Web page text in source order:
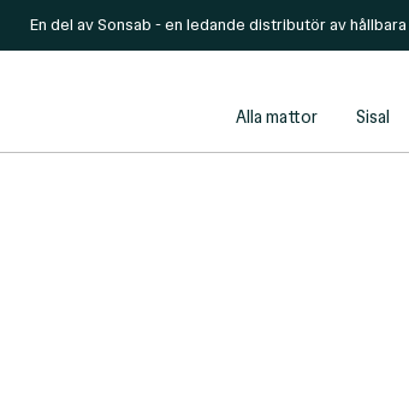
En del av Sonsab - en ledande distributör av
Alla mattor Sisal